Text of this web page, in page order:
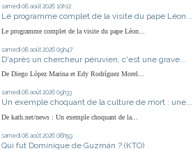
samedi 08 août 2026 10h12
Le programme complet de la visite du pape Léon...
Le programme complet de la visite du pape Léon...
samedi 08 août 2026 09h47
D'après un chercheur péruvien, c'est une grave...
De Diego López Marina et Edy Rodríguez Morel...
samedi 08 août 2026 09h33
Un exemple choquant de la culture de mort : une...
De kath.net/news : Un exemple choquant de la...
samedi 08 août 2026 08h59
Qui fut Dominique de Guzmán ? (KTO)